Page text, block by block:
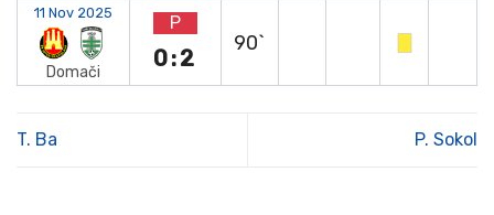
11 Nov 2025
Domači
P
0:2
90`
T. Ba P. Sokol